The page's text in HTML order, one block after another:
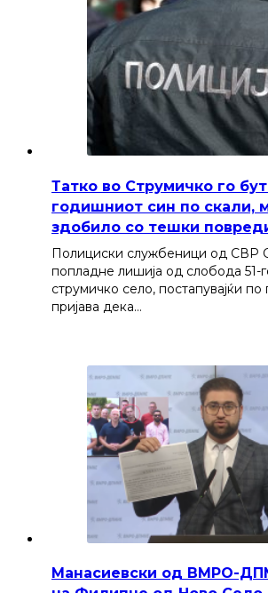
Татко во Струмичко го
годишниот син по скали,
здобило со тешки
Полициски службеници од СВР
попладне лишија од слобода
струмичко село, постапувајќи по
пријава дека…
Манасиевски од ВМРО-